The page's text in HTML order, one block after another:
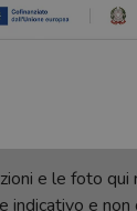
e le foto
indicativo e